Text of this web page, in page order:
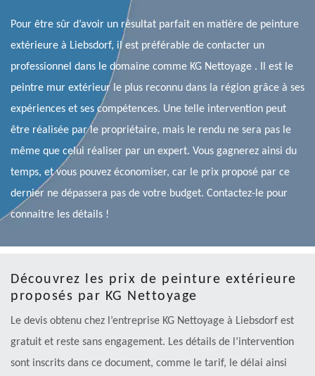
Pour être sûr d’avoir un résultat parfait en matière de peinture
extérieure à Liebsdorf, il est préférable de contacter un
professionnel dans le domaine comme KG Nettoyage . Il est le
peintre mur extérieur le plus reconnu dans la région grâce à ses
expériences et ses compétences. Une telle intervention peut
être réalisée par le propriétaire, mais le rendu ne sera pas le
même que celui réaliser par un expert. Vous gagnerez ainsi du
temps, et vous pouvez économiser, car le prix proposé par ce
dernier ne dépassera pas de votre budget. Contactez-le pour
connaitre les détails !
Découvrez les prix de peinture extérieure
proposés par KG Nettoyage
Le devis obtenu chez l’entreprise KG Nettoyage à Liebsdorf est
gratuit et reste sans engagement. Les détails de l’intervention
sont inscrits dans ce document, comme le tarif, le délai ainsi